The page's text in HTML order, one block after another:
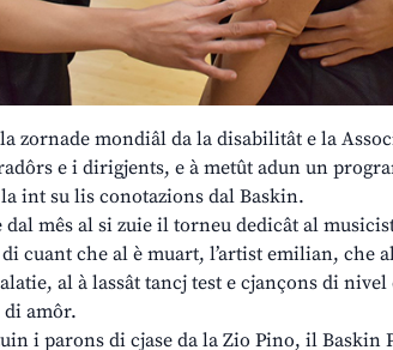
zornade mondiâl da la disabilitât e la
e i dirigjents, e à metût adun un
int su lis conotazions dal Baskin.
mês al si zuie il torneu dedicât al
cuant che al è muart, l’artist emilian, che
al à lassât tancj test e cjançons di
amôr.
i parons di cjase da la Zio Pino, il Baskin